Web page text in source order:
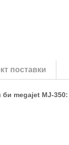
поставки
megajet MJ-350: